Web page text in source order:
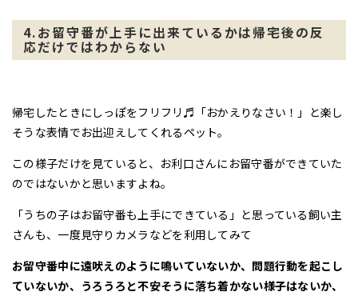
4.お留守番が上手に出来ているかは帰宅後の反
応だけではわからない
帰宅したときにしっぽをフリフリ♬「おかえりなさい！」と楽し
そうな表情でお出迎えしてくれるペット。
この様子だけを見ていると、お利口さんにお留守番ができていた
のではないかと思いますよね。
「うちの子はお留守番も上手にできている」と思っている飼い主
さんも、一度見守りカメラなどを利用してみて
お留守番中に遠吠えのように鳴いていないか、問題行動を起こし
ていないか、うろうろと不安そうに落ち着かない様子はないか、